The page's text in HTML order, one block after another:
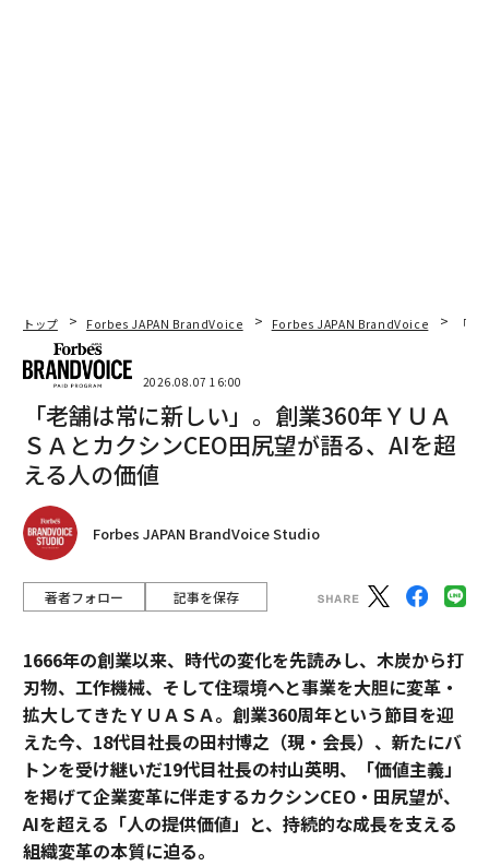
トップ Forbes JAPAN BrandVoice Forbes JAPAN BrandVoice 「
2026.08.07 16:00
「老舗は常に新しい」。創業360年ＹＵＡ
ＳＡとカクシンCEO田尻望が語る、AIを超
える人の価値
Forbes JAPAN BrandVoice Studio
著者フォロー 記事を保存
1666年の創業以来、時代の変化を先読みし、木炭から打
刃物、工作機械、そして住環境へと事業を大胆に変革・
拡大してきたＹＵＡＳＡ。創業360周年という節目を迎
えた今、18代目社長の田村博之（現・会長）、新たにバ
トンを受け継いだ19代目社長の村山英明、「価値主義」
を掲げて企業変革に伴走するカクシンCEO・田尻望が、
AIを超える「人の提供価値」と、持続的な成長を支える
組織変革の本質に迫る。